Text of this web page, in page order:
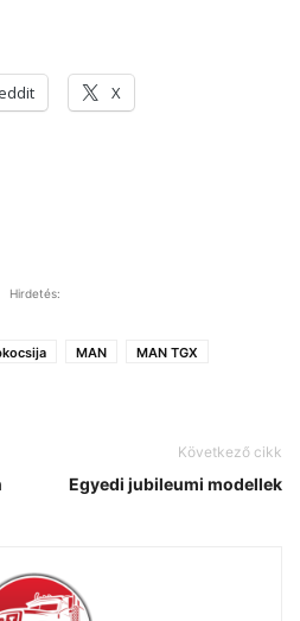
X
Hirdetés:
MAN
MAN TGX
Következő cikk
Egyedi jubileumi modellek